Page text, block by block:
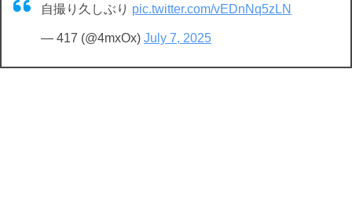
自撮り久しぶり pic.twitter.com/vEDnNq5zLN
— 417 (@4mxOx) July 7, 2025